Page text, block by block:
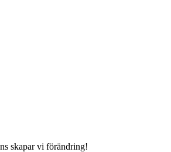
skapar vi förändring!